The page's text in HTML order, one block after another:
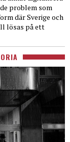
problem som
där Sverige och
lösas på ett